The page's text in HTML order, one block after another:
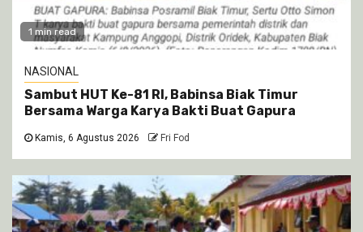
1 min read
NASIONAL
Sambut HUT Ke-81 RI, Babinsa Biak Timur
Bersama Warga Karya Bakti Buat Gapura
Kamis, 6 Agustus 2026 Fri Fod